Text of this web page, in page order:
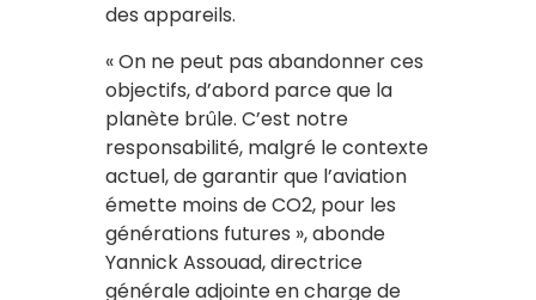
des appareils.
« On ne peut pas abandonner ces
objectifs, d’abord parce que la
planète brûle. C’est notre
responsabilité, malgré le contexte
actuel, de garantir que l’aviation
émette moins de CO2, pour les
générations futures », abonde
Yannick Assouad, directrice
générale adjointe en charge de